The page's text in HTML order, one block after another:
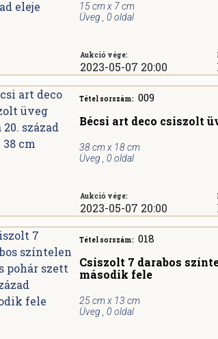
15 cm x 7 cm
Üveg , 0 oldal
Aukció vége:
2023-05-07 20:00
Tétel sorszám: 009
Bécsi art deco csiszolt
38 cm x 18 cm
Üveg , 0 oldal
Aukció vége:
2023-05-07 20:00
Tétel sorszám: 018
Csiszolt 7 darabos
második fele
25 cm x 13 cm
Üveg , 0 oldal